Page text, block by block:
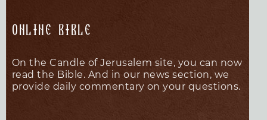
Online Bible
On the Candle of Jerusalem site, you can now
read the Bible. And in our news section, we
provide daily commentary on your questions.